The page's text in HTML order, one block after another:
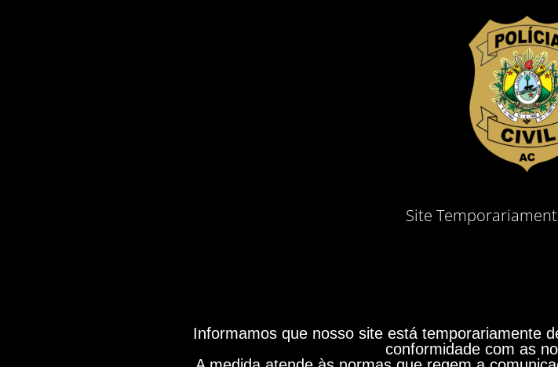
Site
Informamos que nosso site está temporariamente
conformidade com as